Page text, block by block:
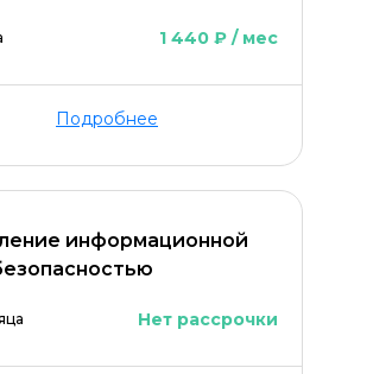
1 440 ₽ / мес
Подробнее
информационной
Нет рассрочки